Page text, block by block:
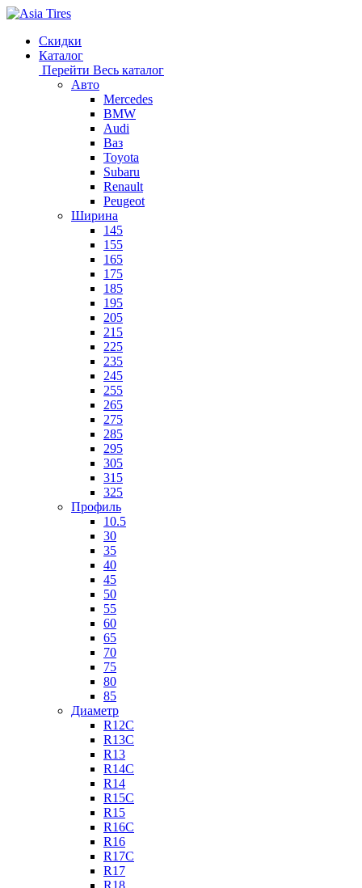
Скидки
Каталог
Перейти Весь каталог
Авто
Mercedes
BMW
Audi
Ваз
Toyota
Subaru
Renault
Peugeot
Ширина
145
155
165
175
185
195
205
215
225
235
245
255
265
275
285
295
305
315
325
Профиль
10.5
30
35
40
45
50
55
60
65
70
75
80
85
Диаметр
R12C
R13C
R13
R14C
R14
R15C
R15
R16C
R16
R17C
R17
R18